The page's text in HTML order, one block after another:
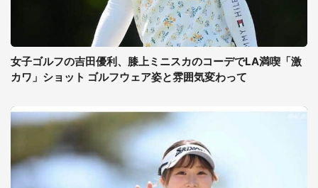
女子ゴルフの吉田優利、膝上ミニスカのコーデでLA満喫「激
カワ」ショット ゴルフウェア姿と雰囲気変わって